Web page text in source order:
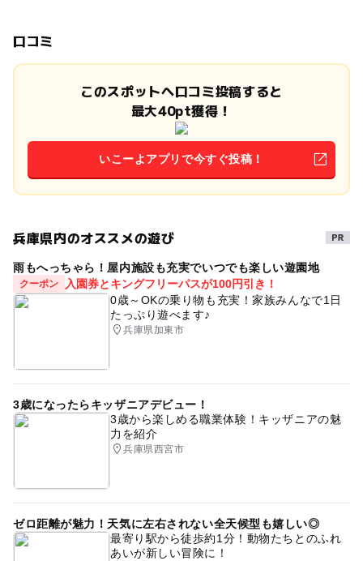
口コミ
このスポットへ口コミ投稿すると
最大40pt獲得！
いこーよアプリで今すぐ投稿！
兵庫県内のオススメの遊び
雨もへっちゃら！屋内施設も充実でいつでも楽しい遊園地
クーポン
入園券とキングフリーパスが100円引き！
0歳～OKの乗り物も充実！家族みんなで1日
たっぷり遊べます♪
兵庫県加東市
3歳になったらキッザニアデビュー！
3歳から楽しめる職業体験！キッザニアの魅
力を紹介
兵庫県西宮市
ゼロ距離が魅力！天気に左右されない全天候型も嬉しい◎
最寄り駅から徒歩約1分！動物たちとのふれ
あいが新しい冒険に！